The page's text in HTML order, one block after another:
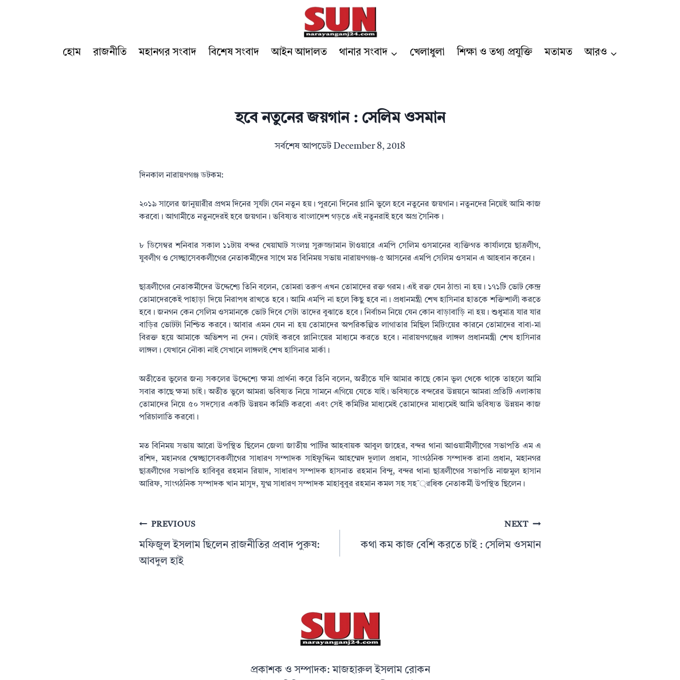
হোম
রাজনীতি মহানগর সংবাদ বিশেষ সংবাদ আইন আদালত থানার সংবাদ খেলাধুলা শিক্ষা ও তথ্য প্রযুক্তি মতামত আরও
হবে নতুনের জয়গান : সেলিম ওসমান
সর্বশেষ আপডেট December 8, 2018
দিনকাল নারায়ণগঞ্জ ডটকম:
২০১৯ সালের জানুয়ারীর প্রথম দিনের সূর্যটা যেন নতুন হয়। পুরনো দিনের গ্লানি ভুলে হবে নতুনের জয়গান। নতুনদের নিয়েই আমি কাজ
করবো। আগামীতে নতুনদেরই হবে জয়গান। ভবিষ্যত বাংলাদেশ গড়তে এই নতুনরাই হবে অগ্র সৈনিক।
৮ ডিসেম্বর শনিবার সকাল ১১টায় বন্দর খেয়াঘাট সংলগ্ন সুরুজ্জামান টাওয়ারে এমপি সেলিম ওসমানের ব্যক্তিগত কার্যালয়ে ছাত্রলীগ,
যুবলীগ ও সেচ্ছাসেবকলীগের নেতাকর্মীদের সাথে মত বিনিময় সভায় নারায়ণগঞ্জ-৫ আসনের এমপি সেলিম ওসমান এ আহবান করেন।
ছাত্রলীগের নেতাকর্মীদের উদ্দেশ্যে তিনি বলেন, তোমরা তরুণ এখন তোমাদের রক্ত গরম। এই রক্ত যেন ঠান্ডা না হয়। ১৭১টি ভোট কেন্দ্র
তোমাদেরকেই পাহাড়া দিয়ে নিরাপধ রাখতে হবে। আমি এমপি না হলে কিছু হবে না। প্রধানমন্ত্রী শেখ হাসিনার হাতকে শক্তিশালী করতে
হবে। জনগন কেন সেলিম ওসমানকে ভোট দিবে সেটা তাদের বুঝাতে হবে। নির্বাচন নিয়ে যেন কোন বাড়াবাড়ি না হয়। শুধুমাত্র যার যার
বাড়ির ভোটটা নিশ্চিত করবে। আবার এমন যেন না হয় তোমাদের অপরিকল্পিত লাগাতার মিছিল মিটিংয়ের কারনে তোমাদের বাবা-মা
বিরক্ত হয়ে আমাকে অভিশপ না দেন। যেটাই করবে প্লানিংয়ের মাধ্যমে করতে হবে। নারায়ণগঞ্জের লাঙ্গল প্রধানমন্ত্রী শেখ হাসিনার
লাঙ্গল। যেখানে নৌকা নাই সেখানে লাঙ্গলই শেখ হাসিনার মার্কা।
অতীতের ভুলের জন্য সকলের উদ্দেশ্যে ক্ষমা প্রার্থনা করে তিনি বলেন, অতীতে যদি আমার কাছে কোন ভূল থেকে থাকে তাহলে আমি
সবার কাছে ক্ষমা চাই। অতীত ভুলে আমরা ভবিষ্যত নিয়ে সামনে এগিয়ে যেতে যাই। ভবিষ্যতে বন্দরের উন্নয়নে আমরা প্রতিটি এলাকায়
তোমাদের নিয়ে ৫০ সদস্যের একটি উন্নয়ন কমিটি করবো এবং সেই কমিটির মাধ্যমেই তোমাদের মাধ্যমেই আমি ভবিষ্যত উন্নয়ন কাজ
পরিচালাতি করবো।
মত বিনিময় সভায় আরো উপস্থিত ছিলেন জেলা জাতীয় পার্টির আহবায়ক আবুল জাহের, বন্দর থানা আওয়ামীলীগের সভাপতি এম এ
রশিদ, মহানগর স্বেচ্ছাসেবকলীগের সাধারণ সম্পাদক সাইফুদ্দিন আহম্মেদ দুলাল প্রধান, সাংগঠনিক সম্পাদক রানা প্রধান, মহানগর
ছাত্রলীগের সভাপতি হাবিবুর রহমান রিয়াদ, সাধারণ সম্পাদক হাসনাত রহমান বিন্দু, বন্দর থানা ছাত্রলীগের সভাপতি নাজমুল হাসান
আরিফ, সাংগঠনিক সম্পাদক খান মাসুদ, যুগ্ম সাধারণ সম্পাদক মাহাবুবুর রহমান কমল সহ সহ¯্রাধিক নেতাকর্মী উপস্থিত ছিলেন।
PostPREVIOUS
মফিজুল ইসলাম ছিলেন রাজনীতির প্রবাদ পুরুষ:
আবদুল হাই
NEXT
কথা কম কাজ বেশি করতে চাই : সেলিম ওসমান
প্রকাশক ও সম্পাদক: মাজহারুল ইসলাম রোকন